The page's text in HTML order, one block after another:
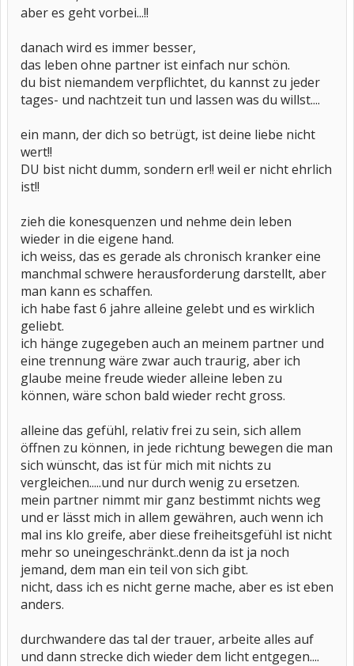
aber es geht vorbei...!!
danach wird es immer besser,
das leben ohne partner ist einfach nur schön.
du bist niemandem verpflichtet, du kannst zu jeder
tages- und nachtzeit tun und lassen was du willst....
ein mann, der dich so betrügt, ist deine liebe nicht
wert!!
DU bist nicht dumm, sondern er!! weil er nicht ehrlich
ist!!
zieh die konesquenzen und nehme dein leben
wieder in die eigene hand.
ich weiss, das es gerade als chronisch kranker eine
manchmal schwere herausforderung darstellt, aber
man kann es schaffen.
ich habe fast 6 jahre alleine gelebt und es wirklich
geliebt.
ich hänge zugegeben auch an meinem partner und
eine trennung wäre zwar auch traurig, aber ich
glaube meine freude wieder alleine leben zu
können, wäre schon bald wieder recht gross.
alleine das gefühl, relativ frei zu sein, sich allem
öffnen zu können, in jede richtung bewegen die man
sich wünscht, das ist für mich mit nichts zu
vergleichen.....und nur durch wenig zu ersetzen.
mein partner nimmt mir ganz bestimmt nichts weg
und er lässt mich in allem gewähren, auch wenn ich
mal ins klo greife, aber diese freiheitsgefühl ist nicht
mehr so uneingeschränkt..denn da ist ja noch
jemand, dem man ein teil von sich gibt.
nicht, dass ich es nicht gerne mache, aber es ist eben
anders.
durchwandere das tal der trauer, arbeite alles auf
und dann strecke dich wieder dem licht entgegen....